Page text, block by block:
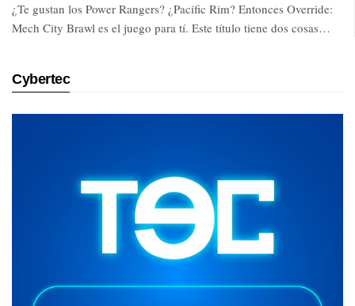
¿Te gustan los Power Rangers? ¿Pacific Rim? Entonces Override:
Mech City Brawl es el juego para tí. Este título tiene dos cosas…
Cybertec